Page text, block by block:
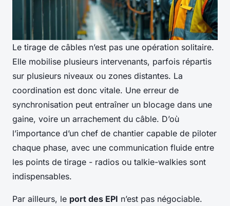
Le tirage de câbles n’est pas une opération solitaire.
Elle mobilise plusieurs intervenants, parfois répartis
sur plusieurs niveaux ou zones distantes. La
coordination est donc vitale. Une erreur de
synchronisation peut entraîner un blocage dans une
gaine, voire un arrachement du câble. D’où
l’importance d’un chef de chantier capable de piloter
chaque phase, avec une communication fluide entre
les points de tirage - radios ou talkie-walkies sont
indispensables.
Par ailleurs, le port des EPI n’est pas négociable.